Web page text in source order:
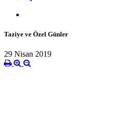
Taziye ve Özel Günler
29 Nisan 2019